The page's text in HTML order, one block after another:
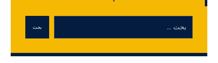
بحث